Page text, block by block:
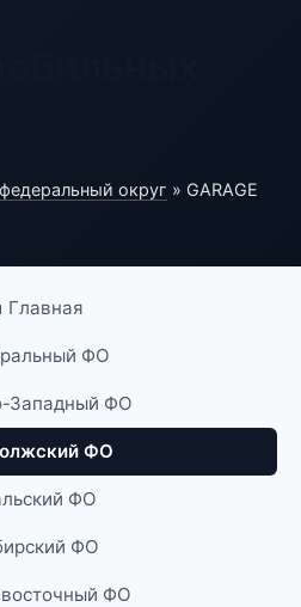
округ » GARAGE
Главная
ФО
Западный ФО
ФО
ФО
ФО
ФО